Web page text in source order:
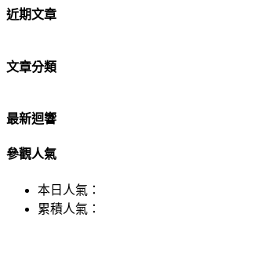
近期文章
文章分類
最新迴響
參觀人氣
本日人氣：
累積人氣：